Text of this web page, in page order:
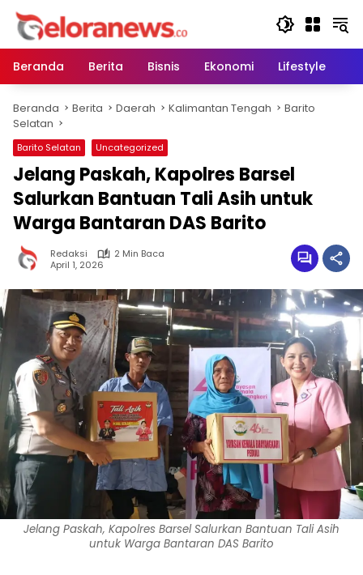
Langsung
konten
Beranda
Berita Bisnis Ekonomi Lifestyle
Beranda Berita Daerah Kalimantan Tengah
Barito
Selatan
Barito Selatan Uncategorized
Jelang Paskah, Kapolres Barsel
Salurkan Bantuan Tali Asih untuk
Warga Bantaran DAS Barito
Redaksi
2 Min Baca
April 1, 2026
Jelang Paskah, Kapolres Barsel Salurkan Bantuan Tali Asih
untuk Warga Bantaran DAS Barito